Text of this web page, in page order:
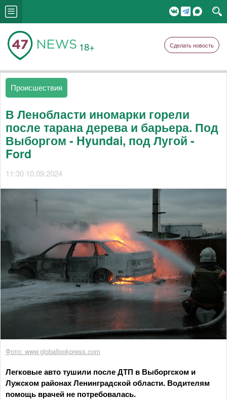
18+ Сделать новость
Происшествия
В Ленобласти иномарки горели
после тарана дерева и барьера. Под
Выборгом - Hyundai, под Лугой -
Ford
11:30 10.09.2024
Фото: www.globallookpress.com
Легковые авто тушили после ДТП в Выборгском и
Лужском районах Ленинградской области. Водителям
помощь врачей не потребовалась.